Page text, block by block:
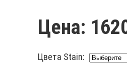
Цена:
Цвета Stain: